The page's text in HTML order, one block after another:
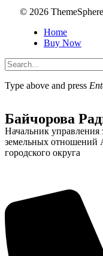
© 2026
Home
Buy Now
Type above and press
Администрация
Байчорова
Начальник управления
земельных отношений
городского округа